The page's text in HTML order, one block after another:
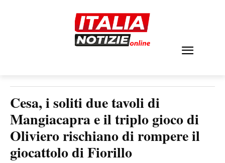
Cesa, i soliti due tavoli di
Mangiacapra e il triplo gioco di
Oliviero rischiano di rompere il
giocattolo di Fiorillo